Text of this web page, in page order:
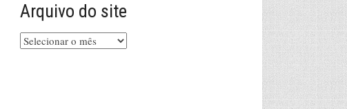
Arquivo do site
Arquivo
do